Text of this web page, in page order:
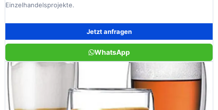
Einzelhandelsprojekte.
Jetzt anfragen
WhatsApp